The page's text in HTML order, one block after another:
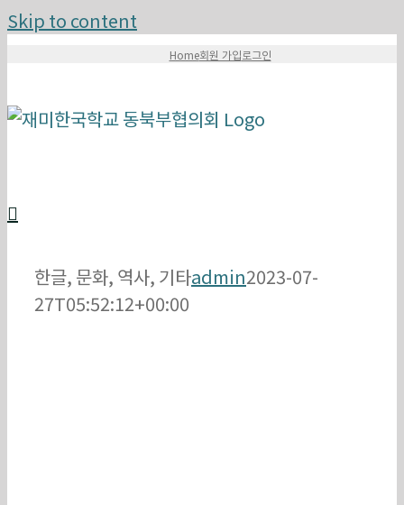
Skip to content
Home회원 가입로그인
한글, 문화, 역사, 기타admin2023-07-
27T05:52:12+00:00